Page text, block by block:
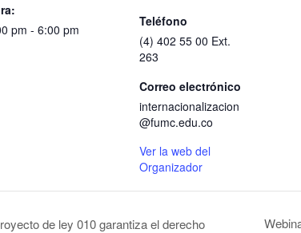
pm - 6:00 pm
Teléfono
(4) 402 55 00 Ext.
263
Correo electrónico
internacionalizacion
@fumc.edu.co
Ver la web del
Organizador
de ley 010 garantiza el derecho